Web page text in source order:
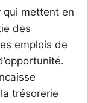
qui mettent en
des
emplois de
trésorerie